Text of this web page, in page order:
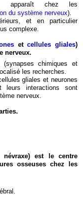
apparaît chez les
du système nerveux).
et en particulier
complexe.
etcellules gliales)
nerveux.
chimiques et
les recherches.
gliales et neurones
interactions sont
nerveux.
névraxe) est le centre
osseuses chez les